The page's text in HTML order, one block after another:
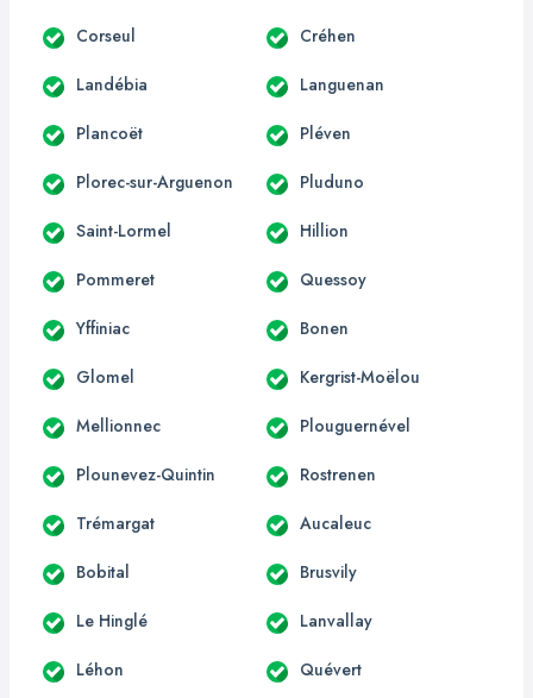
Corseul Créhen
Landébia Languenan
Plancoët Pléven
Plorec-sur-Arguenon Pluduno
Saint-Lormel Hillion
Pommeret Quessoy
Yffiniac Bonen
Glomel Kergrist-Moëlou
Mellionnec Plouguernével
Plounevez-Quintin Rostrenen
Trémargat Aucaleuc
Bobital Brusvily
Le Hinglé Lanvallay
Léhon Quévert